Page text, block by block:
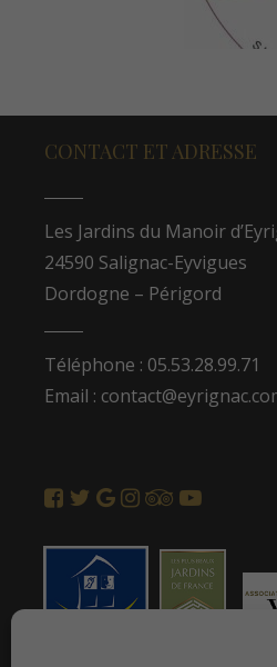
CONTACT ET ADRESSE
Les Jardins du Manoir
24590 Salignac-Eyvigues
Dordogne – Périgord
Téléphone : 05.53.28.99.71
Email :